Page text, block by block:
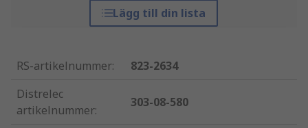
Lägg till din lista
RS-artikelnummer:
823-2634
Distrelec
artikelnummer:
303-08-580